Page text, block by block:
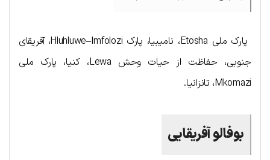
پارک ملی Etosha، نامیبیا، پارک Hluhluwe–Imfolozi، آفریقای
جنوبی، حفاظت از حیات وحش Lewa، کنیا، پارک ملی
Mkomazi، تانزانیا.
بوفالو آفریقایی